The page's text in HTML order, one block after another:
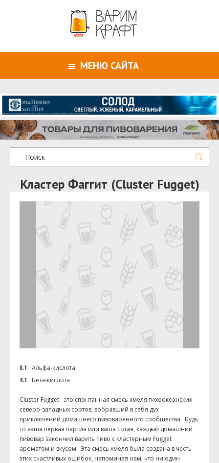
МЕНЮ САЙТА
Кластер Фаггит (Cluster Fugget)
8.1
Альфа-кислота
4.1
Бета-кислота
Cluster Fugget - это спонтанная смесь хмеля тихоокеанских
северо-западных сортов, вобравший в себя дух
приключений домашнего пивоваренного сообщества. Будь
то ваша первая партия или ваша сотая, каждый домашний
пивовар закончил варить пиво с кластерным Fugget
ароматом и вкусом. Эта смесь хмеля была создана в честь
этих счастливых ошибок, напоминая нам, что ни один